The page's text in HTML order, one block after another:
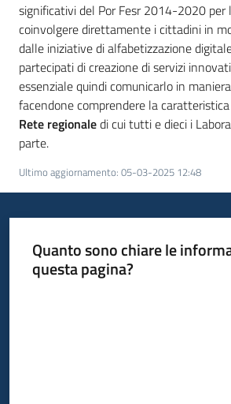
Menu selezionato
Seguici
su
significativi del Por Fesr 2014-2020 per
coinvolgere direttamente i cittadini in
dalle iniziative di alfabetizzazione
partecipati di creazione di servizi
essenziale quindi comunicarlo in
facendone comprendere la
Rete regionaledi cui tutti e dieci i
parte.
Ultimo aggiornamento: 05-03-2025 12:48
Quanto sono chiare le
questa pagina?